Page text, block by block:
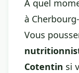
À quel
à
Vous
Cotentin si